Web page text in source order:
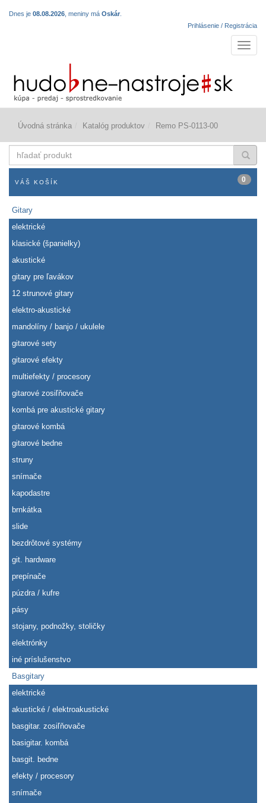
Dnes je 08.08.2026 , meniny má Oskár
Prihlásenie / Registrácia
Úvodná stránka Katalóg produktov Remo PS-0113-00
produkt
VÁŠ KOŠÍK 0
Gitary
elektrické
klasické (španielky)
akustické
gitary pre ľavákov
12 strunové gitary
elektro-akustické
mandolíny / banjo / ukulele
gitarové sety
gitarové efekty
multiefekty / procesory
gitarové zosiľňovače
kombá pre akustické gitary
gitarové kombá
gitarové bedne
struny
snímače
kapodastre
brnkátka
slide
bezdrôtové systémy
git. hardware
prepínače
púzdra / kufre
pásy
stojany, podnožky, stoličky
elektrónky
iné príslušenstvo
Basgitary
elektrické
akustické / elektroakustické
basgitar. zosiľňovače
basigitar. kombá
basgit. bedne
efekty / procesory
snímače